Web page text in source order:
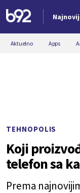
Nova vest
Aktuelno Apps
TEHNOPOLIS
Koji
telefon sa
Prema